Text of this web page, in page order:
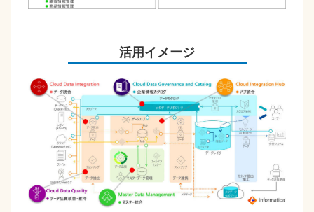
活用イメージ